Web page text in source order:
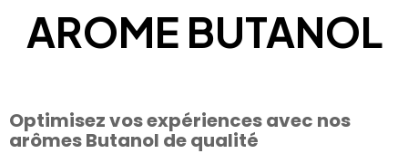
AROME BUTANOL
Optimisez vos expériences avec nos
arômes Butanol de qualité